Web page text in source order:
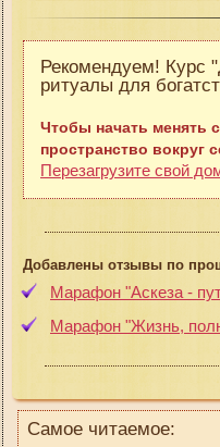
Рекомендуем! Курс
ритуалы для
Чтобы начать менять
пространство вокруг
Перезагрузите свой
Добавлены отзывы по
Марафон "Аскеза -
Марафон "Жизнь,
Самое читаемое: